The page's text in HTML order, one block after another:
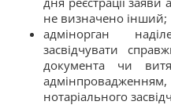
не визначено інший;
адмінорган
засвідчувати
документа чи
нотаріального